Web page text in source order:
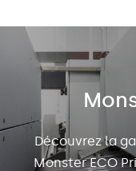
Découvrez la
Monster ECO